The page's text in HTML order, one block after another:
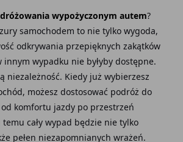
wypożyczonym autem?
samochodem to nie tylko wygoda,
odkrywania przepięknych zakątków
wypadku nie byłyby dostępne.
niezależność. Kiedy już wybierzesz
możesz dostosować podróż do
komfortu jazdy po przestrzeń
temu cały wypad będzie nie tylko
pełen niezapomnianych wrażeń.